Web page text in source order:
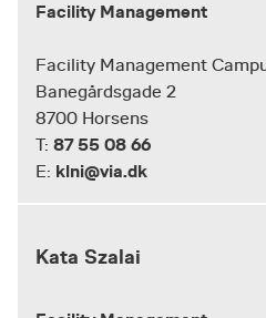
Facility Management
Facility Management
Banegårdsgade 2
8700 Horsens
T: 87 55 08 66
E: klni@via.dk
Kata Szalai